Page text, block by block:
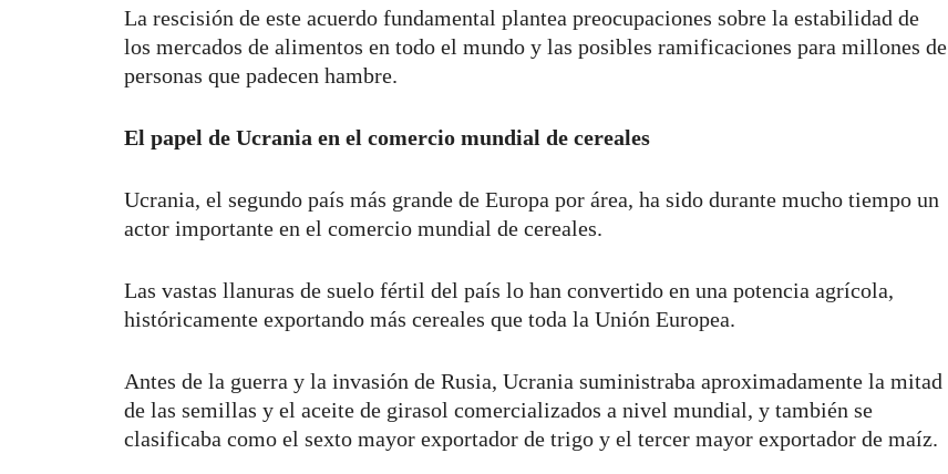
La rescisión de este acuerdo fundamental plantea preocupaciones sobre la estabilidad de
los mercados de alimentos en todo el mundo y las posibles ramificaciones para millones de
personas que padecen hambre.
El papel de Ucrania en el comercio mundial de cereales
Ucrania, el segundo país más grande de Europa por área, ha sido durante mucho tiempo un
actor importante en el comercio mundial de cereales.
Las vastas llanuras de suelo fértil del país lo han convertido en una potencia agrícola,
históricamente exportando más cereales que toda la Unión Europea.
Antes de la guerra y la invasión de Rusia, Ucrania suministraba aproximadamente la mitad
de las semillas y el aceite de girasol comercializados a nivel mundial, y también se
clasificaba como el sexto mayor exportador de trigo y el tercer mayor exportador de maíz.